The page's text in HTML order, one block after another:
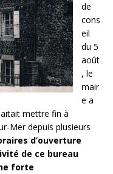
de
cons
eil
du 5
août
, le
mair
e a
mettre fin à
Mer depuis plusieurs
d’ouverture
de ce bureau
forte